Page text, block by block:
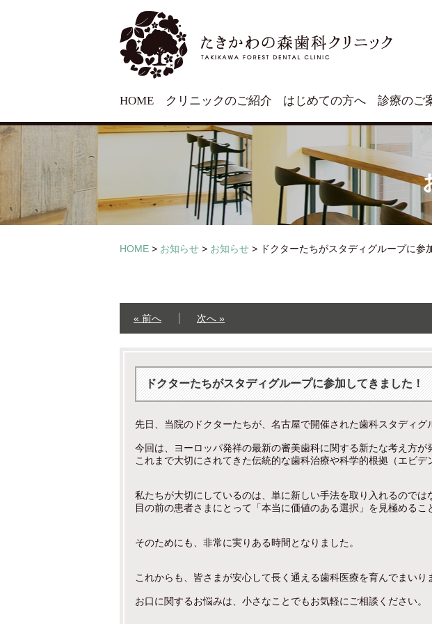
HOME クリニックのご紹介 はじめての方へ 診療のご
HOME > お知らせ > お知らせ > ドクターたちがスタディグループに参
« 前へ 次へ »
ドクターたちがスタディグループに参加してきました！
先日、当院のドクターたちが、名古屋で開催された歯科スタディグ
今回は、ヨーロッパ発祥の最新の審美歯科に関する新たな考え方が
私たちが大切にしているのは、単に新しい手法を取り入れるのでは
目の前の患者さまにとって「本当に価値のある選択」を見極めるこ
そのためにも、非常に実りある時間となりました。
これからも、皆さまが安心して長く通える歯科医療を育んでまいり
お口に関するお悩みは、小さなことでもお気軽にご相談ください。